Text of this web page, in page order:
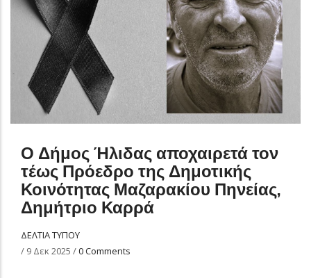
Ο Δήμος Ήλιδας αποχαιρετά τον
τέως Πρόεδρο της Δημοτικής
Κοινότητας Μαζαρακίου Πηνείας,
Δημήτριο Καρρά
ΔΕΛΤΙΑ ΤΥΠΟΥ
/ 9 Δεκ 2025 /0 Comments